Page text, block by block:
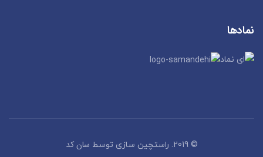
نمادها
© 2019. راستچین سازی توسط سان کد